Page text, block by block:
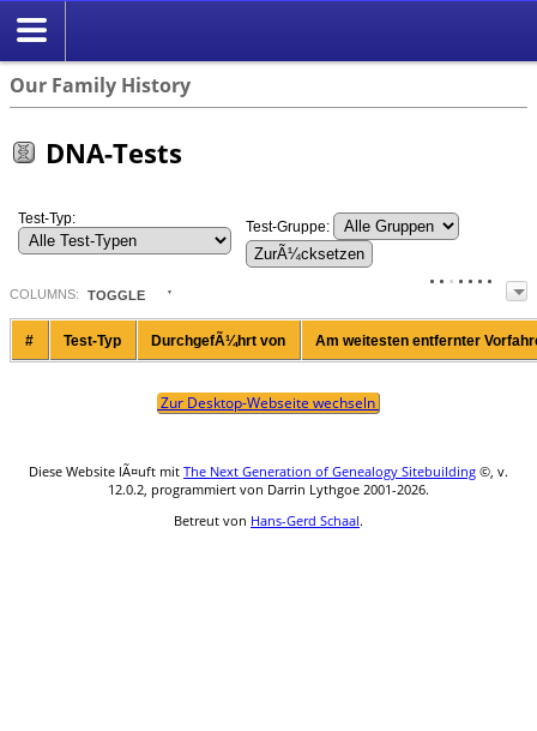
Suche
Our Family History
DNA-Tests
Test-Typ: Test-Gruppe:
COLUMNS: TOGGLE
# Test-Typ DurchgefÃ¼hrt von Am weitesten entfernter
Zur Desktop-Webseite wechseln
Diese Website lÃ¤uft mit The Next Generation of Genealogy Sitebuilding ©, v.
12.0.2, programmiert von Darrin Lythgoe 2001-2026.
Betreut von Hans-Gerd Schaal.